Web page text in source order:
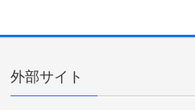
外部サイト